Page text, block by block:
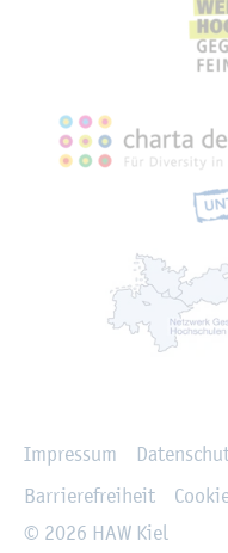
Im­pres­sum
Bar­rie­re­frei­heit
© 2026 HAW Kiel